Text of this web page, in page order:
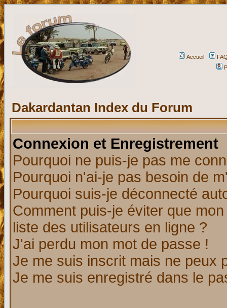
Accueil
Dakardantan Index du Forum
Connexion et Enregistrement
Pourquoi ne puis-je pas me
Pourquoi n'ai-je pas besoin de
Pourquoi suis-je déconnecté
Comment puis-je éviter que
liste des utilisateurs en ligne ?
J'ai perdu mon mot de passe !
Je me suis inscrit mais ne peux
Je me suis enregistré dans le